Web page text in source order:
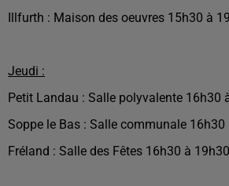
Illfurth : Maison des oeuvres 15h30 à
Jeudi :
Petit Landau : Salle polyvalente 16h30
Soppe le Bas : Salle communale 16h30
Fréland : Salle des Fêtes 16h30 à 19h30